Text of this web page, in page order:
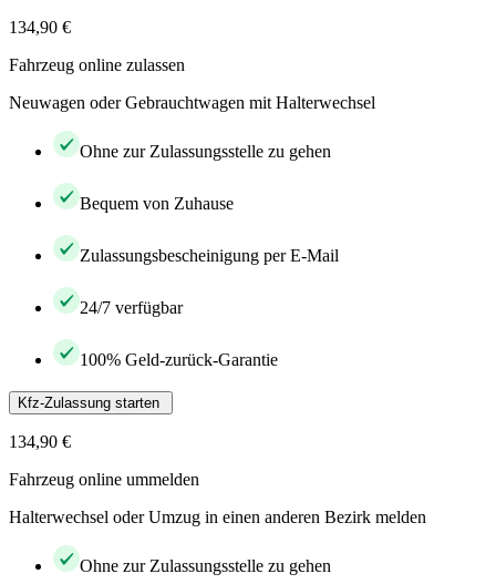
134,90 €
Fahrzeug online zulassen
Neuwagen oder Gebrauchtwagen mit Halterwechsel
Ohne zur Zulassungsstelle zu gehen
Bequem von Zuhause
Zulassungsbescheinigung per E-Mail
24/7 verfügbar
100% Geld-zurück-Garantie
Kfz-Zulassung starten
134,90 €
Fahrzeug online ummelden
Halterwechsel oder Umzug in einen anderen Bezirk melden
Ohne zur Zulassungsstelle zu gehen